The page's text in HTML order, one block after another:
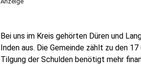
Bei uns im Kreis gehörten Düren und
Inden aus. Die Gemeinde zählt zu den
Tilgung der Schulden benötigt mehr